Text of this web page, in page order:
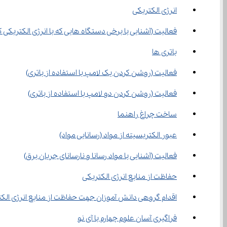
انرژی الکتریکی
فعالیت (آشنایی با برخی دستگاه هایی که با انرژی الکتریکی کار
باتری ها
فعالیت (روشن کردن یک لامپ با استفاده از باتری)
فعالیت (روشن کردن دو لامپ با استفاده از باتری)
ساخت چراغ راهنما
عبور الکتریسیته از مواد (رسانایی مواد)
فعالیت (آشنایی با مواد رسانا و نارسانای جریان برق)
حفاظت از منابع انرژی الکتریکی
اقدام گروهی دانش آموزان جهت حفاظت از منابع انرژی
فراگیری آسان علوم چهارم با آی نو